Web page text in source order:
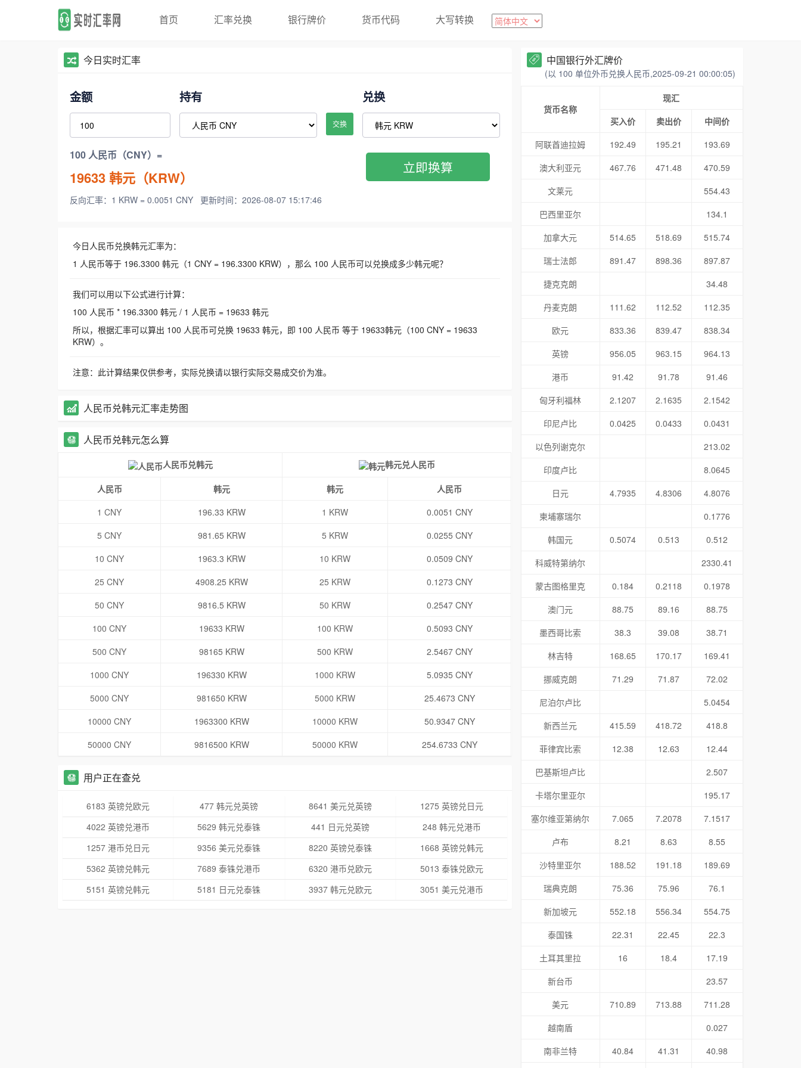
首页 汇率兑换 银行牌价 货币代码 大写转换
今日实时汇率
金额 持有
交换
兑换
100 人民币（CNY）=
19633韩元（KRW）
反向汇率：1 KRW = 0.0051 CNY 更新时间：2026-08-07 15:17:46
立即换算
今日人民币兑换韩元汇率为：
1 人民币等于 196.3300 韩元（1 CNY = 196.3300 KRW），那么 100 人民币可以兑换成多少韩元呢？
我们可以用以下公式进行计算：
100 人民币 * 196.3300 韩元 / 1 人民币 = 19633 韩元
所以，根据汇率可以算出 100 人民币可兑换 19633 韩元，即 100 人民币 等于 19633韩元（100 CNY = 19633
KRW）。
注意：此计算结果仅供参考，实际兑换请以银行实际交易成交价为准。
人民币兑韩元汇率走势图
人民币兑韩元怎么算
人民币兑韩元 韩元兑人民币
人民币 韩元 韩元
人民币
1 CNY
196.33 KRW 1 KRW
0.0051 CNY
5 CNY
981.65 KRW 5 KRW
0.0255 CNY
10 CNY
1963.3 KRW 10 KRW
0.0509 CNY
25 CNY
4908.25 KRW 25 KRW
0.1273 CNY
50 CNY
9816.5 KRW 50 KRW
0.2547 CNY
100 CNY
19633 KRW 100 KRW
0.5093 CNY
500 CNY
98165 KRW 500 KRW
2.5467 CNY
1000 CNY
196330 KRW 1000 KRW
5.0935 CNY
5000 CNY
981650 KRW 5000 KRW
25.4673 CNY
10000 CNY
1963300 KRW 10000 KRW
50.9347 CNY
50000 CNY
9816500 KRW 50000 KRW 254.6733 CNY
用户正在查兑
6183 英镑兑欧元 477 韩元兑英镑 8641 美元兑英镑
1275 英镑兑日元
4022 英镑兑港币
5629 韩元兑泰铢 441 日元兑英镑
248 韩元兑港币
1257 港币兑日元
9356 美元兑泰铢 8220 英镑兑泰铢
1668 英镑兑韩元
5362 英镑兑韩元
7689 泰铢兑港币 6320 港币兑欧元
5013 泰铢兑欧元
5151 英镑兑韩元
5181 日元兑泰铢 3937 韩元兑欧元 3051 美元兑港币
中国银行外汇牌价
(以 100 单位外币兑换人民币,2025-09-21 00:00:05)
货币名称
现汇
买入价
卖出价
中间价
阿联酋迪拉姆
192.49 195.21
193.69
澳大利亚元
467.76 471.48
470.59
文莱元
554.43
巴西里亚尔
134.1
加拿大元
514.65 518.69
515.74
瑞士法郎
891.47 898.36
897.87
捷克克朗
34.48
丹麦克朗
111.62 112.52
112.35
欧元
833.36 839.47
838.34
英镑
956.05 963.15
964.13
港币
91.42 91.78
91.46
匈牙利福林
2.1207 2.1635
2.1542
印尼卢比
0.0425 0.0433
0.0431
以色列谢克尔
213.02
印度卢比
8.0645
日元
4.7935 4.8306
4.8076
柬埔寨瑞尔
0.1776
韩国元
0.5074 0.513
0.512
科威特第纳尔
2330.41
蒙古图格里克
0.184 0.2118
0.1978
澳门元
88.75 89.16
88.75
墨西哥比索
38.3 39.08
38.71
林吉特
168.65 170.17
169.41
挪威克朗
71.29 71.87
72.02
尼泊尔卢比
5.0454
新西兰元
415.59 418.72
418.8
菲律宾比索
12.38 12.63
12.44
巴基斯坦卢比
2.507
卡塔尔里亚尔
195.17
塞尔维亚第纳尔
7.065 7.2078
7.1517
卢布
8.21 8.63
8.55
沙特里亚尔
188.52 191.18
189.69
瑞典克朗
75.36 75.96
76.1
新加坡元
552.18 556.34
554.75
泰国铢
22.31 22.45
22.3
土耳其里拉
16 18.4
17.19
新台币
23.57
美元
710.89 713.88
711.28
越南盾
0.027
南非兰特
40.84 41.31 40.98